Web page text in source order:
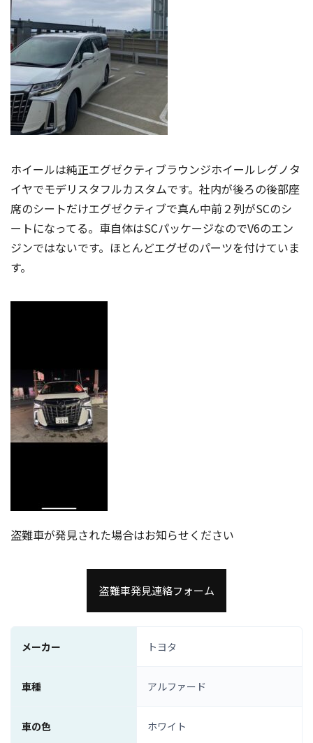
ホイールは純正エグゼクティブラウンジホイールレグノタ
イヤでモデリスタフルカスタムです。社内が後ろの後部座
席のシートだけエグゼクティブで真ん中前２列がSCのシ
ートになってる。車自体はSCパッケージなのでV6のエン
ジンではないです。ほとんどエグゼのパーツを付けていま
す。
盗難車が発見された場合はお知らせください
盗難車発見連絡フォーム
メーカー トヨタ
車種 アルファード
車の色 ホワイト